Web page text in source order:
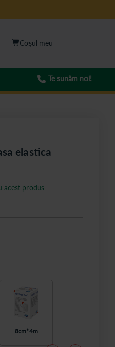
Te sunăm noi!
elastica
acest produs
8cm*4m